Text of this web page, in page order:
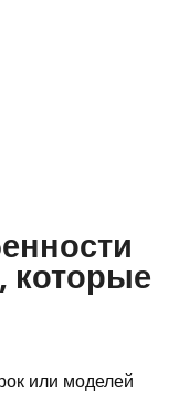
которые
или моделей